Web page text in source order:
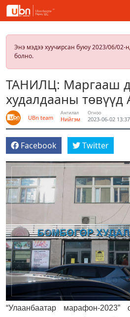
Энэ мэдээ хуучирсан буюу 2023/06/02-
болно.
ТАНИЛЦ: Маргааш
худалдааны
UBn team
Ангилал
Нийгэм
Огноо
2023-06-02
Facebook Twitter
“Улаанбаатар марафон-2023”